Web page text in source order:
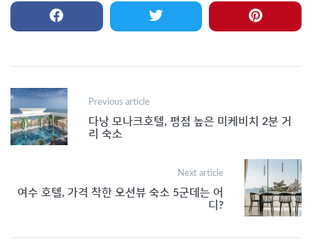
Post
navigation
Previous article
다낭 모나크호텔, 평점 높은 미케비치 2분 거
리 숙소
Next article
여수 호텔, 가격 착한 오션뷰 숙소 5군데는 어
디?